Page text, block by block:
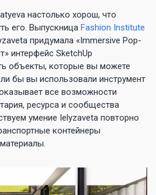
настолько хорош, что
его. Выпускница Fashion Institute
придумала «Immersive Pop-
интерфейс SketchUp
объекты, которые вы можете
бы вы использовали инструмент
все возможности
ресурса и сообщества
умение Ielyzaveta повторно
контейнеры